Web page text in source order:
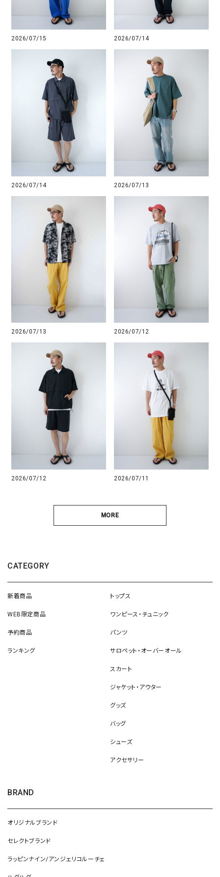
2026/07/15 2026/07/14
2026/07/14 2026/07/13
2026/07/13 2026/07/12
2026/07/12 2026/07/11
MORE
CATEGORY
新着商品
WEB限定商品
予約商品
ランキング
トップス
ワンピース・チュニック
パンツ
サロペット・オーバーオール
スカート
ジャケット・アウター
グッズ
バッグ
シューズ
アクセサリー
BRAND
オリジナルブランド
セレクトブランド
ラッピンナイン/アンジェリコルーチェ